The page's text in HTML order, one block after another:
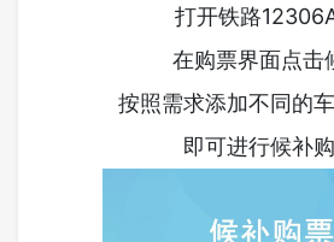
打开铁路
在购票界面点击
按照需求添加不同的
即可进行候补